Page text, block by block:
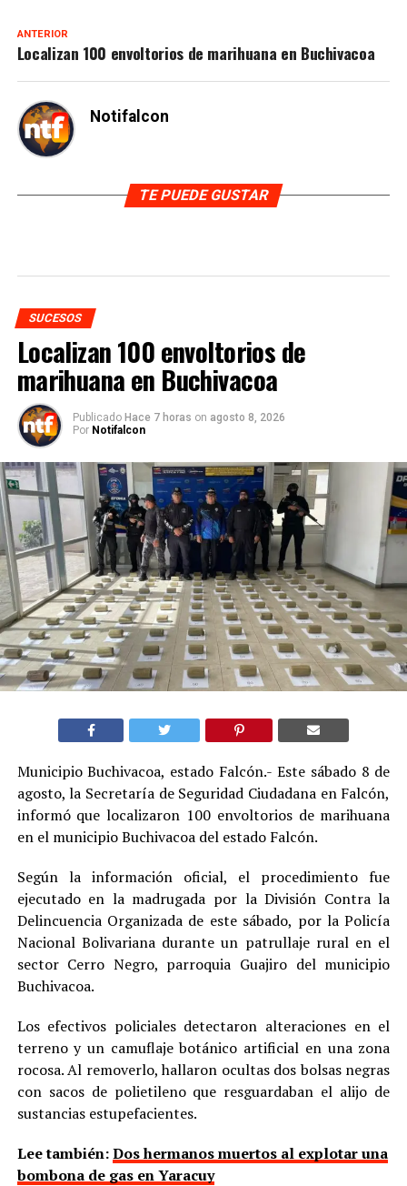
ANTERIOR
Localizan 100 envoltorios de marihuana en Buchivacoa
Notifalcon
TE PUEDE GUSTAR
SUCESOS
Localizan 100 envoltorios de
marihuana en Buchivacoa
Publicado Hace 7 horas on agosto 8, 2026
Por Notifalcon
Municipio Buchivacoa, estado Falcón.- Este sábado 8 de
agosto, la Secretaría de Seguridad Ciudadana en Falcón,
informó que localizaron 100 envoltorios de marihuana
en el municipio Buchivacoa del estado Falcón.
Según la información oficial, el procedimiento fue
ejecutado en la madrugada por la División Contra la
Delincuencia Organizada de este sábado, por la Policía
Nacional Bolivariana durante un patrullaje rural en el
sector Cerro Negro, parroquia Guajiro del municipio
Buchivacoa.
Los efectivos policiales detectaron alteraciones en el
terreno y un camuflaje botánico artificial en una zona
rocosa. Al removerlo, hallaron ocultas dos bolsas negras
con sacos de polietileno que resguardaban el alijo de
sustancias estupefacientes.
Lee también:Dos hermanos muertos al explotar una
bombona de gas en Yaracuy